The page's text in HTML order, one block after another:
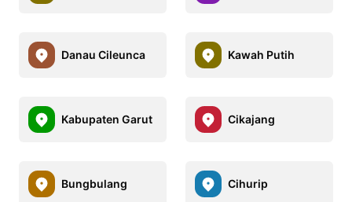
Danau Cileunca Kawah Putih
Kabupaten Garut Cikajang
Bungbulang Cihurip